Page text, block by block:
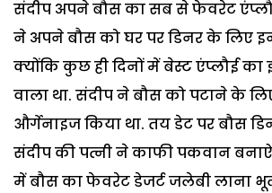
संदीप अपने बौस का सब से फेवरेट
ने अपने बौस को घर पर डिनर के लिए
क्योंकि कुछ ही दिनों में बेस्ट एंप्लौई का
वाला था. संदीप ने बौस को पटाने के
और्गेनाइज किया था. तय डेट पर बौस
संदीप की पत्नी ने काफी पकवान
में बौस का फेवरेट डेजर्ट जलेबी लाना